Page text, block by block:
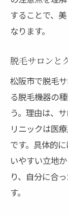
することで、
なります。
脱毛サロンと
松阪市で脱毛
る脱毛機器の
う。理由は、
リニックは医
です。具体的
いやすい立地
り、自分に合
す。